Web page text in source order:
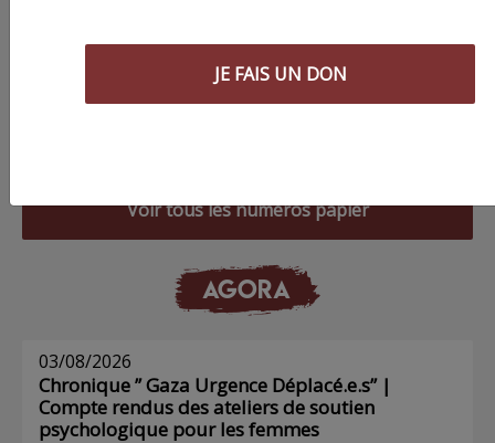
Commander le dernier numéro papier du
Voir tous les numéros papier
AGORA
03/08/2026
Chronique ” Gaza Urgence Déplacé.e.s” |
Compte rendus des ateliers de soutien
psychologique pour les femmes
JE FAIS UN DON